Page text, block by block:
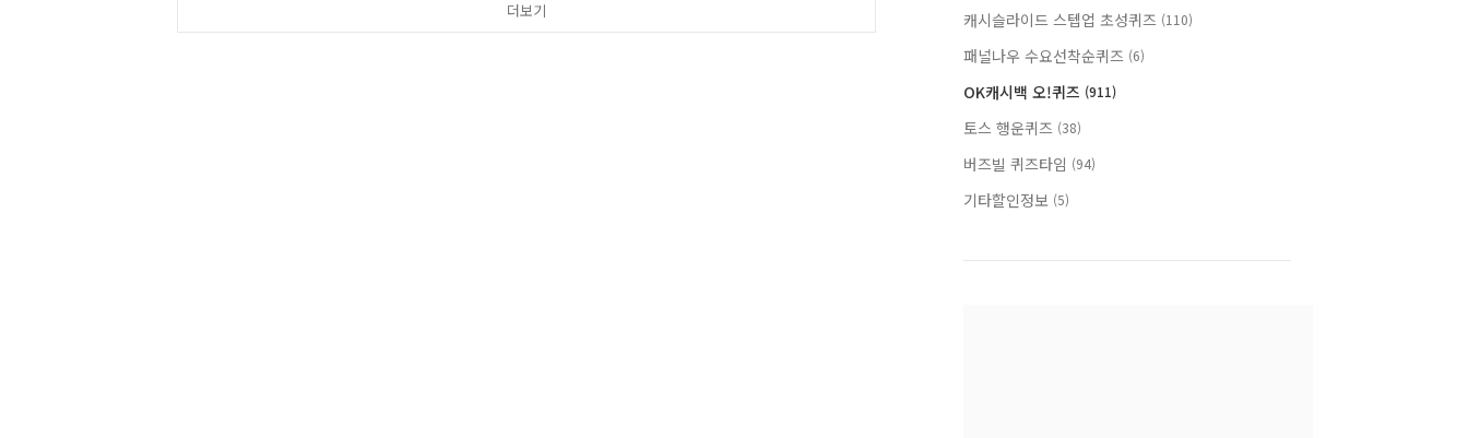
더보기 캐시슬라이드 스텝업 초성퀴즈 (110)
패널나우 수요선착순퀴즈 (6)
OK캐시백 오!퀴즈 (911)
토스 행운퀴즈 (38)
버즈빌 퀴즈타임 (94)
기타할인정보 (5)